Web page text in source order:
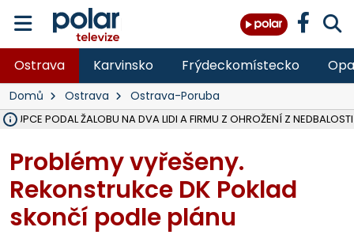
Ostrava Karvinsko Frýdeckomístecko
Domů Ostrava Ostrava-Poruba
PODAL ŽALOBU NA DVA LIDI A FIRMU Z OHROŽENÍ Z NEDBALOSTI
Problémy vyřešeny.
Rekonstrukce DK Poklad
skončí podle plánu